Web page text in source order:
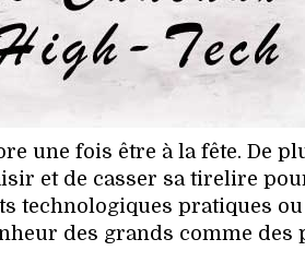
une fois être à la fête. De
et de casser sa tirelire
technologiques pratiques ou
des grands comme des